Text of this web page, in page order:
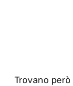
Trovano però